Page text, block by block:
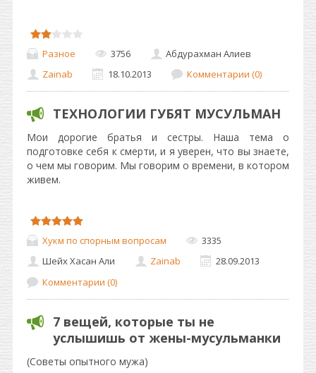
Разное 3756
Абдурахман Алиев
Zainab
18.10.2013 Комментарии (0)
ТЕХНОЛОГИИ ГУБЯТ МУСУЛЬМАН
Мои дорогие братья и сестры. Наша тема о
подготовке себя к смерти, и я уверен, что вы знаете,
о чем мы говорим. Мы говорим о времени, в котором
живем.
Хукм по спорным вопросам
3335
Шейх Хасан Али
Zainab
28.09.2013
Комментарии (0)
7 вещей, которые ты не
услышишь от жены-мусульманки
(Советы опытного мужа)